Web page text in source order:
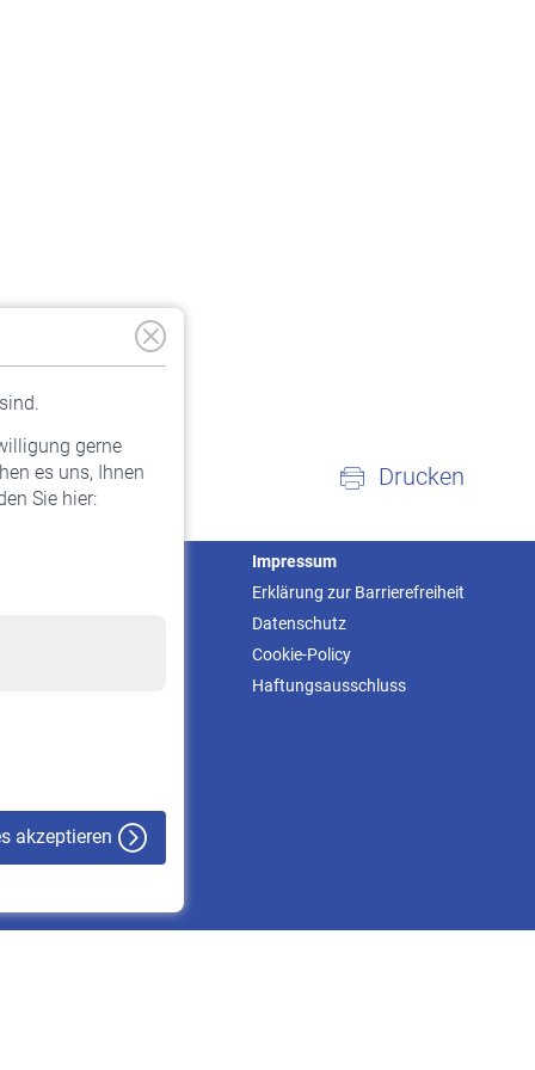
gerne
es uns, Ihnen
Sie hier:
akzeptieren
Drucken
Impressum
Erklärung zur Barrierefreiheit
Datenschutz
Cookie-Policy
Haftungsausschluss